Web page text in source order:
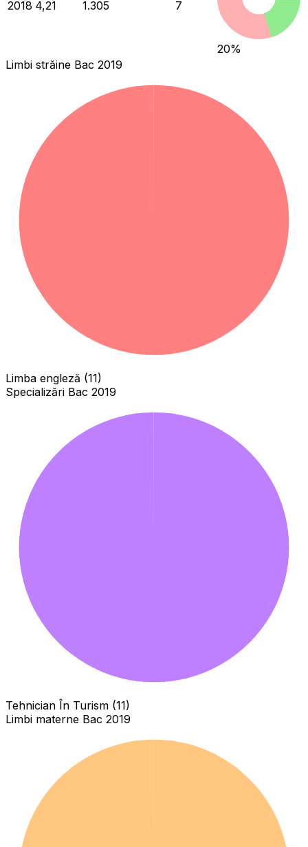
2018 4,21 1.305 7
20%
Limbi străine Bac 2019
Limba engleză (11)
Specializări Bac 2019
Tehnician În Turism (11)
Limbi materne Bac 2019